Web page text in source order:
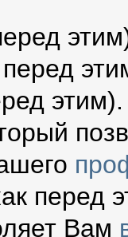
перед
этим).
перед
Вам